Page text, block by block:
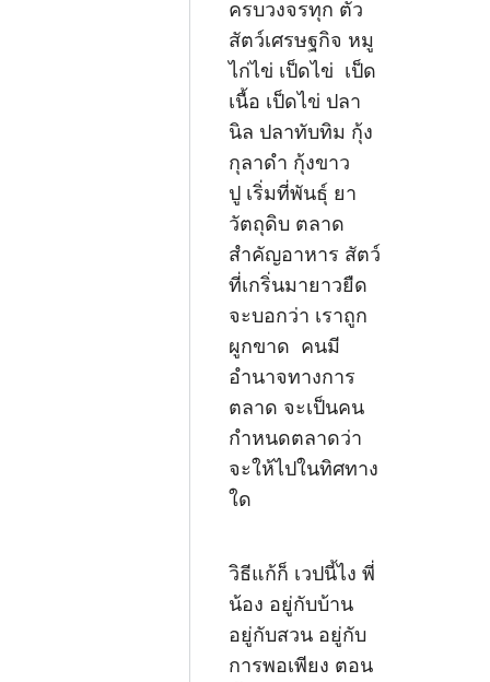
ครบวงจรทุก ตัว
สัตว์เศรษฐกิจ หมู
ไก่ไข่ เป็ดไข่ เป็ด
เนื้อ เป็ดไข่ ปลา
นิล ปลาทับทิม กุ้ง
กุลาดำ กุ้งขาว
ปู เริ่มที่พันธุ์ ยา
วัตถุดิบ ตลาด
สำคัญอาหาร สัตว์
ที่เกริ่นมายาวยืด
จะบอกว่า เราถูก
ผูกขาด คนมี
อำนาจทางการ
ตลาด จะเป็นคน
กำหนดตลาดว่า
จะให้ไปในทิศทาง
ใด
วิธีแก้ก็ เวปนี้ไง พี่
น้อง อยู่กับบ้าน
อยู่กับสวน อยู่กับ
การพอเพียง ตอน